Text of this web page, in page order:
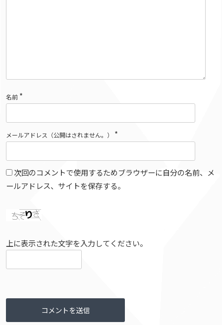
名前 *
メールアドレス（公開はされません。） *
次回のコメントで使用するためブラウザーに自分の名前、メ
ールアドレス、サイトを保存する。
上に表示された文字を入力してください。